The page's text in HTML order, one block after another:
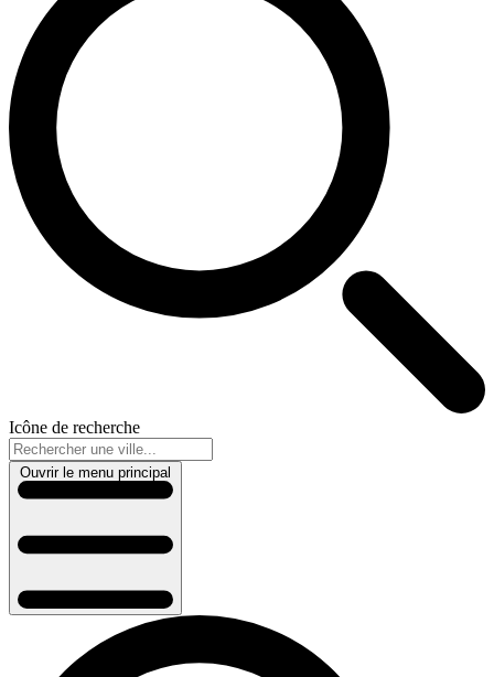
Icône de recherche
Ouvrir le menu principal